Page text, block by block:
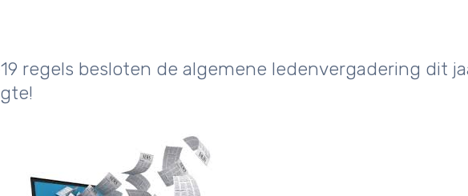
regels besloten de algemene ledenvergadering dit